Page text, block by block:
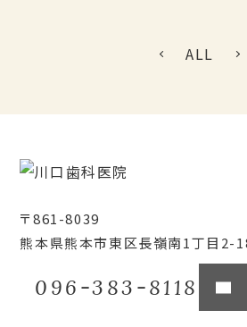
ALL
〒861-8039
熊本県熊本市東区長嶺南1丁目2-
096-383-8118